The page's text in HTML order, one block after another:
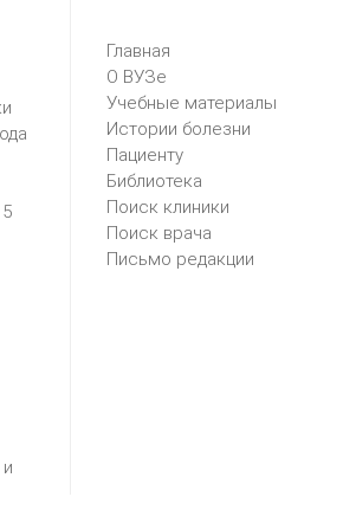
Главная
О ВУЗе
Учебные материалы
Истории болезни
Пациенту
Библиотека
Поиск клиники
Поиск врача
Письмо редакции